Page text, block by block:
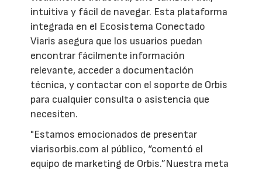
intuitiva y fácil de navegar. Esta plataforma
integrada en el Ecosistema Conectado
Viaris asegura que los usuarios puedan
encontrar fácilmente información
relevante, acceder a documentación
técnica, y contactar con el soporte de Orbis
para cualquier consulta o asistencia que
necesiten.
"Estamos emocionados de presentar
viarisorbis.com al público, “comentó el
equipo de marketing de Orbis.”Nuestra meta